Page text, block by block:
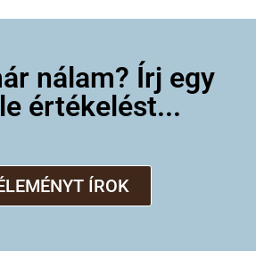
nálam? Írj egy
értékelést...
ÍROK